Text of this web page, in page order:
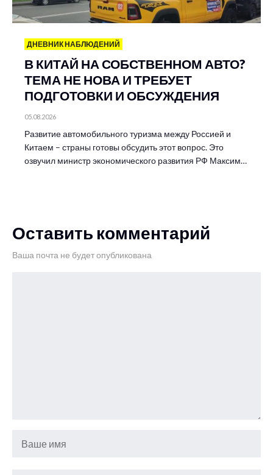
ДНЕВНИК НАБЛЮДЕНИЙ
В КИТАЙ НА СОБСТВЕННОМ АВТО?
ТЕМА НЕ НОВА И ТРЕБУЕТ
ПОДГОТОВКИ И ОБСУЖДЕНИЯ
05.08.2026
Развитие автомобильного туризма между Россией и
Китаем – страны готовы обсудить этот вопрос. Это
озвучил министр экономического развития РФ Максим…
Оставить комментарий
Ваша почта не будет опубликована